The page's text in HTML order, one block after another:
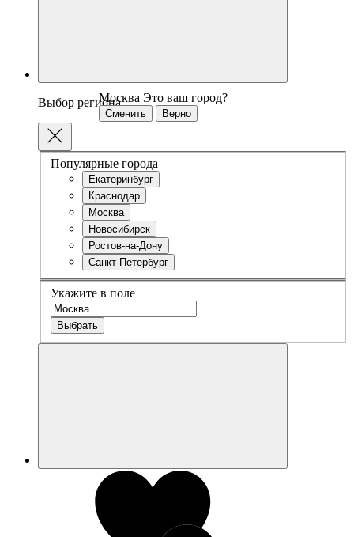
Выбор региона
Популярные города
Екатеринбург
Краснодар
Москва
Новосибирск
Ростов-на-Дону
Санкт-Петербург
Укажите в поле
Выбрать
Москва Это ваш город?
Сменить Верно